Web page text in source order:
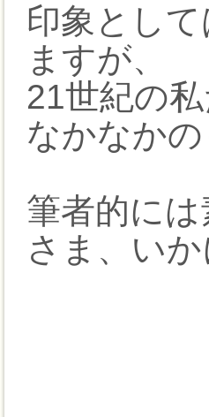
印象とし
ますが、
21世紀の
なかなか
筆者的に
さま、い